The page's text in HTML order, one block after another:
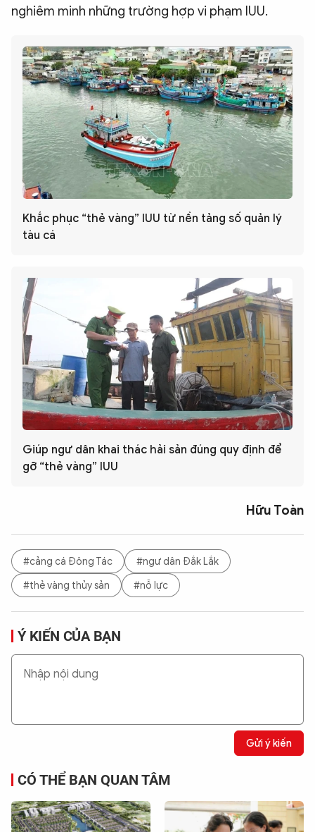
nghiêm minh những trường hợp vi phạm IUU.
Khắc phục “thẻ vàng” IUU từ nền tảng số quản lý
tàu cá
Giúp ngư dân khai thác hải sản đúng quy định để
gỡ “thẻ vàng” IUU
Hữu Toàn
#cảng cá Đông Tác
#ngư dân Đắk Lắk
#thẻ vàng thủy sản
#nỗ lực
Ý KIẾN CỦA BẠN
Gửi ý kiến
CÓ THỂ BẠN QUAN TÂM